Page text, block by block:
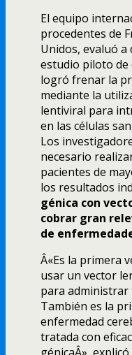
El equipo
procedentes de
Unidos, evaluó a
estudio piloto de
logró frenar la
mediante la
lentiviral para
en las células
Los
necesario
pacientes de
los resultados
génica con
cobrar gran
de
Â«Es la primera
usar un vector
para administrar
También es la
enfermedad
tratada con